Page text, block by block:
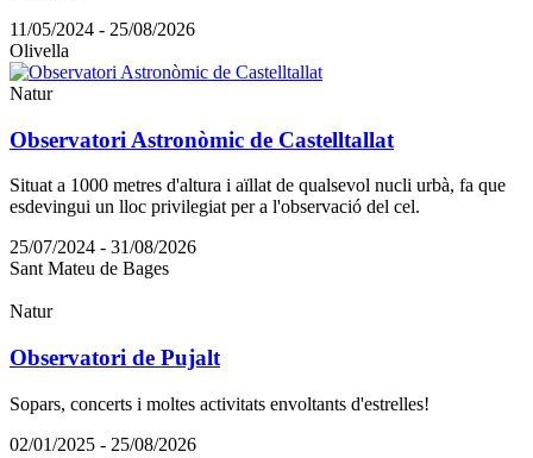
11/05/2024 - 25/08/2026
Olivella
Natur
Observatori Astronòmic de Castelltallat
Situat a 1000 metres d'altura i aïllat de qualsevol nucli urbà, fa que
esdevingui un lloc privilegiat per a l'observació del cel.
25/07/2024 - 31/08/2026
Sant Mateu de Bages
Natur
Observatori de Pujalt
Sopars, concerts i moltes activitats envoltants d'estrelles!
02/01/2025 - 25/08/2026